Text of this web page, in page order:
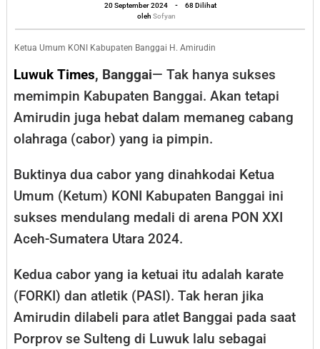
Amirudin
Dulang
Medali
di
PON
Aceh-
Sumut
20 September 2024
oleh
Sofyan
-
68 Dilihat
oleh Sofyan
Ketua Umum KONI Kabupaten Banggai H. Amirudin
Luwuk Times, Banggai— Tak hanya sukses
memimpin Kabupaten Banggai. Akan tetapi
Amirudin juga hebat dalam memaneg cabang
olahraga (cabor) yang ia pimpin.
Buktinya dua cabor yang dinahkodai Ketua
Umum (Ketum) KONI Kabupaten Banggai ini
sukses mendulang medali di arena PON XXI
Aceh-Sumatera Utara 2024.
Kedua cabor yang ia ketuai itu adalah karate
(FORKI) dan atletik (PASI). Tak heran jika
Amirudin dilabeli para atlet Banggai pada saat
Porprov se Sulteng di Luwuk lalu sebagai